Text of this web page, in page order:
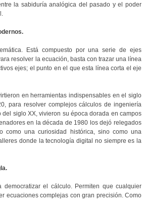
la sabiduría analógica del pasado y el poder
Está compuesto por una serie de ejes
resolver la ecuación, basta con trazar una línea
ejes; el punto en el que esta línea corta el eje
en herramientas indispensables en el siglo
para resolver complejos cálculos de ingeniería
siglo XX, vivieron su época dorada en campos
en la década de 1980 los dejó relegados
como una curiosidad histórica, sino como una
donde la tecnología digital no siempre es la
el cálculo. Permiten que cualquier
ecuaciones complejas con gran precisión. Como